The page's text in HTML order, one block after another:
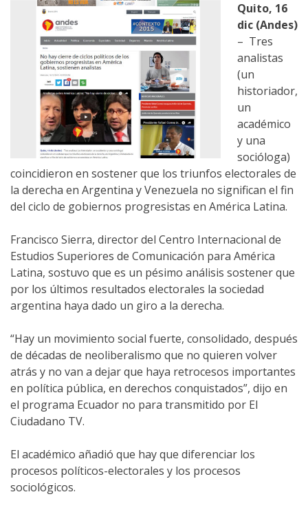
Quito, 16
dic (Andes)
– Tres
analistas
(un
historiador,
un
académico
y una
socióloga)
coincidieron en sostener que los triunfos electorales de
la derecha en Argentina y Venezuela no significan el fin
del ciclo de gobiernos progresistas en América Latina.
Francisco Sierra, director del Centro Internacional de
Estudios Superiores de Comunicación para América
Latina, sostuvo que es un pésimo análisis sostener que
por los últimos resultados electorales la sociedad
argentina haya dado un giro a la derecha.
“Hay un movimiento social fuerte, consolidado, después
de décadas de neoliberalismo que no quieren volver
atrás y no van a dejar que haya retrocesos importantes
en política pública, en derechos conquistados”, dijo en
el programa Ecuador no para transmitido por El
Ciudadano TV.
El académico añadió que hay que diferenciar los
procesos políticos-electorales y los procesos
sociológicos.